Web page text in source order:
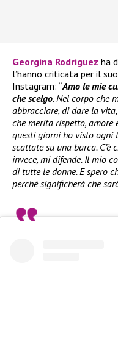
Georgina Rodriguez ha
l’hanno criticata per il
Instagram: “Amo le mie
che scelgo. Nel corpo che
abbracciare, di dare la
che merita rispetto, amore
questi giorni ho visto ogni
scattate su una barca.
invece, mi difende. Il mio
di tutte le donne. E spero
perché significherà che